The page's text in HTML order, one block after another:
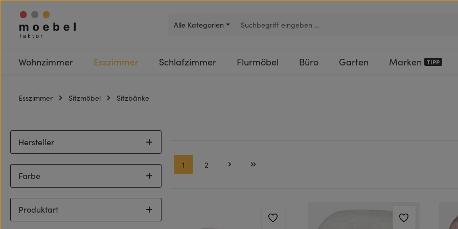
Hauptinhalt springen
Zur Suche springen
Zur Hauptnavigation springen
Alle Kategorien
Wohnzimmer Esszimmer Schlafzimmer Flurmöbel Büro Garten Marken TIPP
Esszimmer Sitzmöbel Sitzbänke
Hersteller
Farbe
Produktart
Seite
1 Seite
2